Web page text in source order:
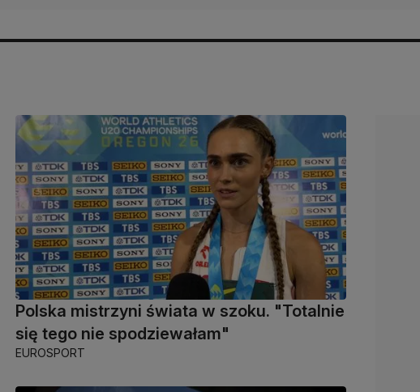
Polska mistrzyni świata w szoku. "Totalnie
się tego nie spodziewałam"
EUROSPORT